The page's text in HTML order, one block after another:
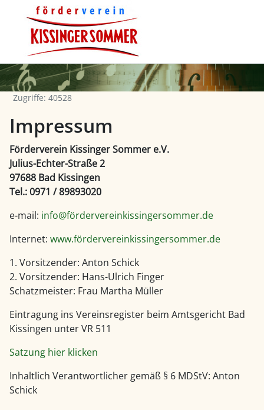
Zugriffe: 40528
Impressum
Förderverein Kissinger Sommer e.V.
Julius-Echter-Straße 2
97688 Bad Kissingen
Tel.: 0971 / 89893020
e-mail: info@fördervereinkissingersommer.de
Internet: www.fördervereinkissingersommer.de
1. Vorsitzender: Anton Schick
2. Vorsitzender: Hans-Ulrich Finger
Schatzmeister: Frau Martha Müller
Eintragung ins Vereinsregister beim Amtsgericht Bad
Kissingen unter VR 511
Satzung hier klicken
Inhaltlich Verantwortlicher gemäß § 6 MDStV: Anton
Schick